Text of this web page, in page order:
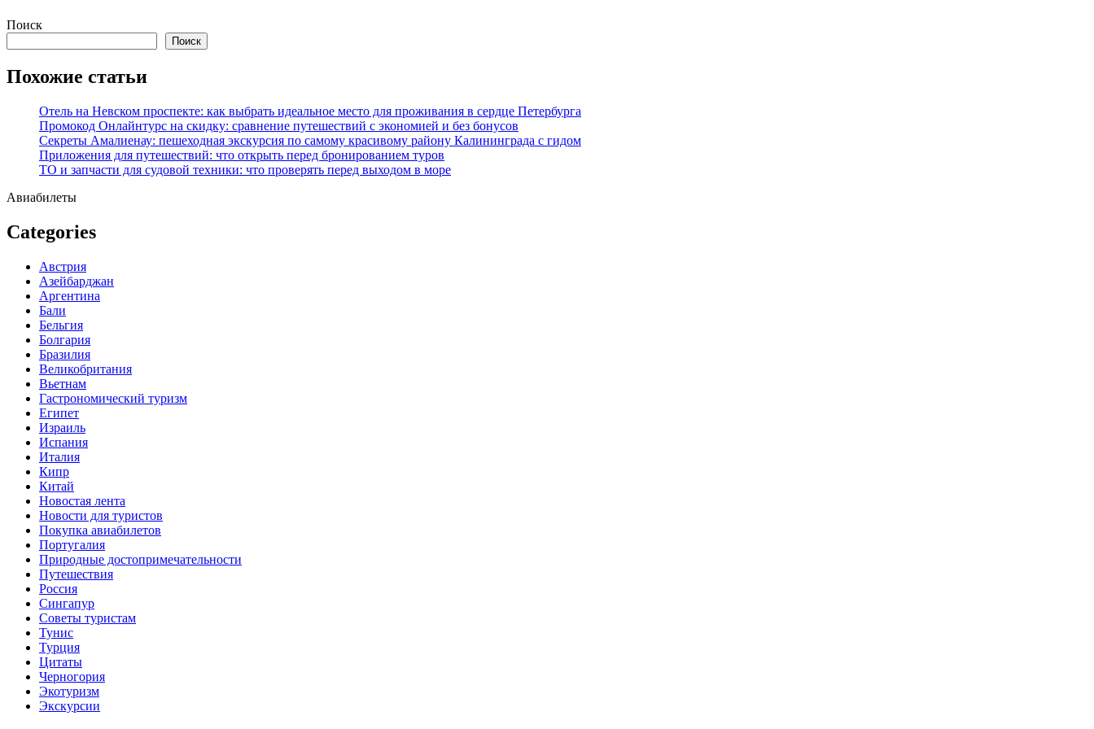
Перейти
содержимому
Поиск
Поиск
Похожие статьи
Отель на Невском проспекте: как выбрать идеальное место для проживания в сердце Петербурга
Промокод Онлайнтурс на скидку: сравнение путешествий с экономией и без бонусов
Секреты Амалиенау: пешеходная экскурсия по самому красивому району Калининграда с гидом
Приложения для путешествий: что открыть перед бронированием туров
ТО и запчасти для судовой техники: что проверять перед выходом в море
Авиабилеты
Categories
Австрия
Азейбарджан
Аргентина
Бали
Бельгия
Болгария
Бразилия
Великобритания
Вьетнам
Гастрономический туризм
Египет
Израиль
Испания
Италия
Кипр
Китай
Новостая лента
Новости для туристов
Покупка авиабилетов
Португалия
Природные достопримечательности
Путешествия
Россия
Сингапур
Советы туристам
Тунис
Турция
Цитаты
Черногория
Экотуризм
Экскурсии